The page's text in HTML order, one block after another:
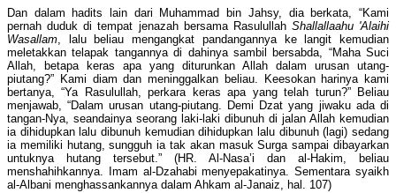
Dan dalam hadits lain dari Muhammad bin Jahsy, dia berkata, “Kami
pernah duduk di tempat jenazah bersama Rasulullah Shallallaahu 'Alaihi
Wasallam, lalu beliau mengangkat pandangannya ke langit kemudian
meletakkan telapak tangannya di dahinya sambil bersabda, “Maha Suci
Allah, betapa keras apa yang diturunkan Allah dalam urusan utang-
piutang?” Kami diam dan meninggalkan beliau. Keesokan harinya kami
bertanya, “Ya Rasulullah, perkara keras apa yang telah turun?” Beliau
menjawab, “Dalam urusan utang-piutang. Demi Dzat yang jiwaku ada di
tangan-Nya, seandainya seorang laki-laki dibunuh di jalan Allah kemudian
ia dihidupkan lalu dibunuh kemudian dihidupkan lalu dibunuh (lagi) sedang
ia memiliki hutang, sungguh ia tak akan masuk Surga sampai dibayarkan
untuknya hutang tersebut.” (HR. Al-Nasa’i dan al-Hakim, beliau
menshahihkannya. Imam al-Dzahabi menyepakatinya. Sementara syaikh
al-Albani menghassankannya dalam Ahkam al-Janaiz, hal. 107)